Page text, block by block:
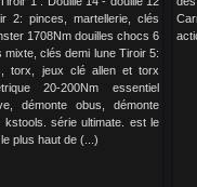
2: pinces, martellerie, clés
1708Nm douilles chocs 6
clés demi lune Tiroir 5:
torx, jeux clé allen et torx
20-200Nm essentiel
démonte obus, démonte
série ultimate. est le
plus haut de (...)